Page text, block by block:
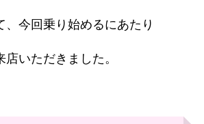
、今回乗り始めるにあたり
いただきました。